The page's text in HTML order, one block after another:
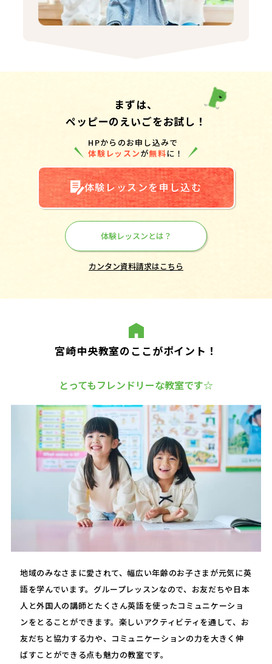
まずは、
ペッピーのえいごをお試し！
HPからのお申し込みで
体験レッスンが無料に！
体験レッスンを申し込む
体験レッスンとは？
カンタン資料請求はこちら
宮崎中央教室のここがポイント！
とってもフレンドリーな教室です☆
地域のみなさまに愛されて、幅広い年齢のお子さまが元気に英
語を学んでいます。グループレッスンなので、お友だちや日本
人と外国人の講師とたくさん英語を使ったコミュニケーショ
ンをとることができます。楽しいアクティビティを通して、お
友だちと協力する力や、コミュニケーションの力を大きく伸
ばすことができる点も魅力の教室です。